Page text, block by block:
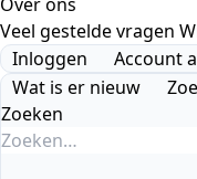
Veel gestelde vragen
Inloggen
Account
Wat is er nieuw
Zoeken